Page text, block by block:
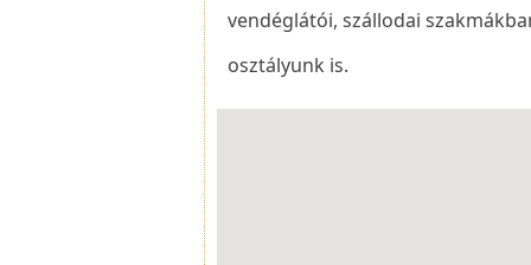
vendéglátói, szállodai
osztályunk is.